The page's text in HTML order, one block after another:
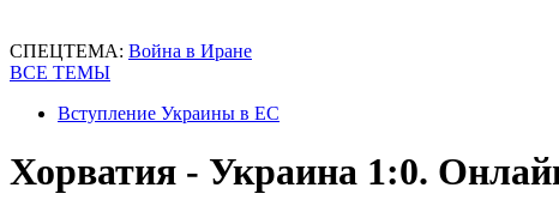
СПЕЦТЕМА: Война в Иране
ВСЕ ТЕМЫ
Вступление Украины в ЕС
Хорватия - Украина 1:0.